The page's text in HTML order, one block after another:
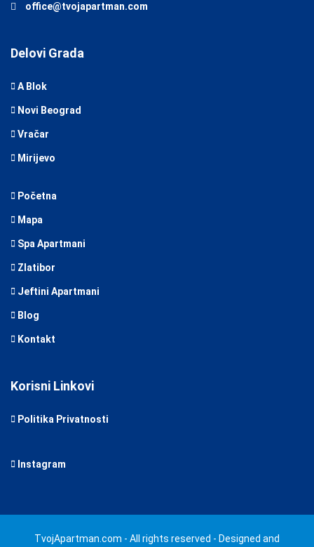
office@tvojapartman.com
Delovi Grada
A Blok
Novi Beograd
Vračar
Mirijevo
Početna
Mapa
Spa Apartmani
Zlatibor
Jeftini Apartmani
Blog
Kontakt
Korisni Linkovi
Politika Privatnosti
Instagram
TvojApartman.com - All rights reserved - Designed and